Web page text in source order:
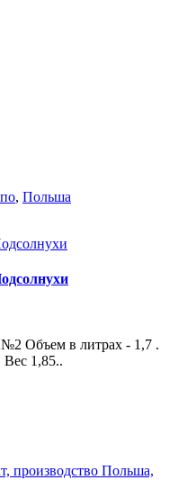
, Польша
Объем в литрах - 1,7 .
1,85..